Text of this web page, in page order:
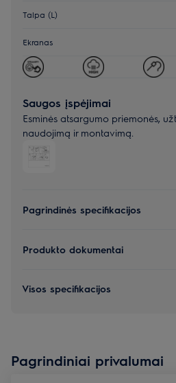
Talpa (L)
Ekranas
Saugos įspėjimai
Esminės atsargumo priemonės,
naudojimą ir montavimą.
Pagrindinės specifikacijos
Produkto dokumentai
Visos specifikacijos
Pagrindiniai privalumai